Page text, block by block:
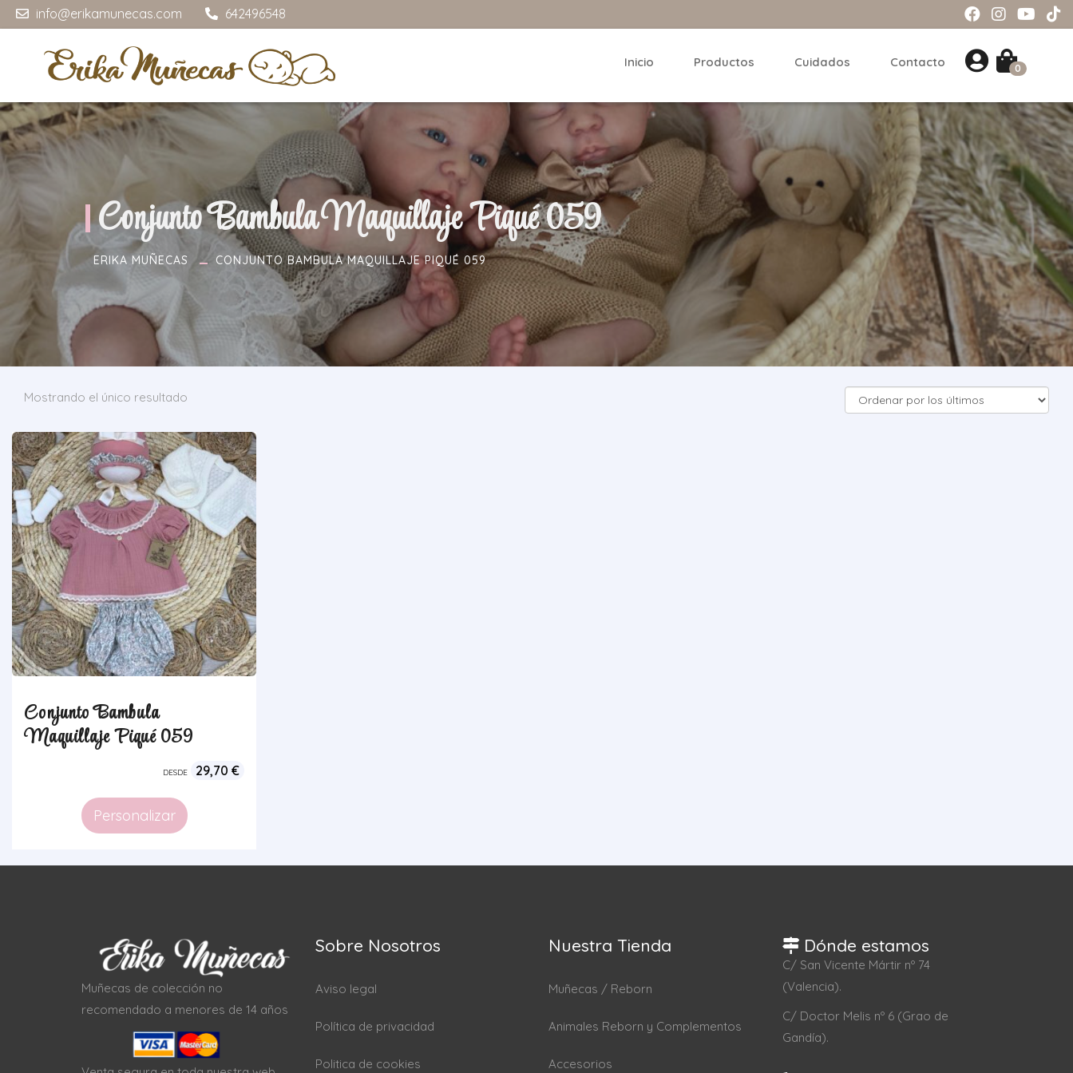
info@erikamunecas.com 642496548
0
Inicio Productos Cuidados Contacto
Conjunto Bambula Maquillaje Piqué 059
ERIKA MUÑECAS CONJUNTO BAMBULA MAQUILLAJE PIQUÉ 059
Mostrando el único resultado
Conjunto Bambula
Maquillaje Piqué 059
DESDE 29,70 €
Personalizar
Muñecas de colección no
recomendado a menores de 14 años
Sobre Nosotros
Aviso legal
Política de privacidad
Politica de cookies
Nuestra Tienda
Muñecas / Reborn
Animales Reborn y Complementos
Accesorios
Dónde estamos
C/ San Vicente Mártir nº 74
(Valencia).
C/ Doctor Melis nº 6 (Grao de
Gandía).